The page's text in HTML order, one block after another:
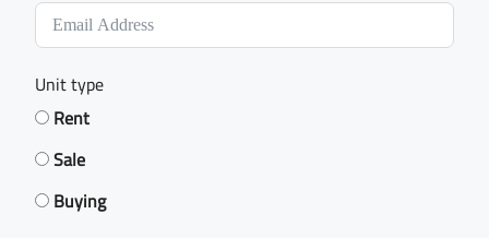
Unit type
Rent
Sale
Buying